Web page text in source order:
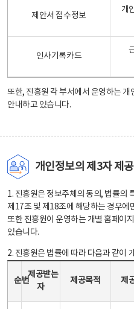
제안서 접수정보
개
인사기록카드
또한, 진흥원 각 부서에서 운영하는 개
안내하고 있습니다.
개인정보의 제3자 제공
1. 진흥원은 정보주체의 동의, 법률의
제17조 및 제18조에 해당하는 경우에
또한 진흥원이 운영하는 개별 홈페이
있습니다.
2. 진흥원은 법률에 따라 다음과 같이
순번
제공받는
자
제공목적 제